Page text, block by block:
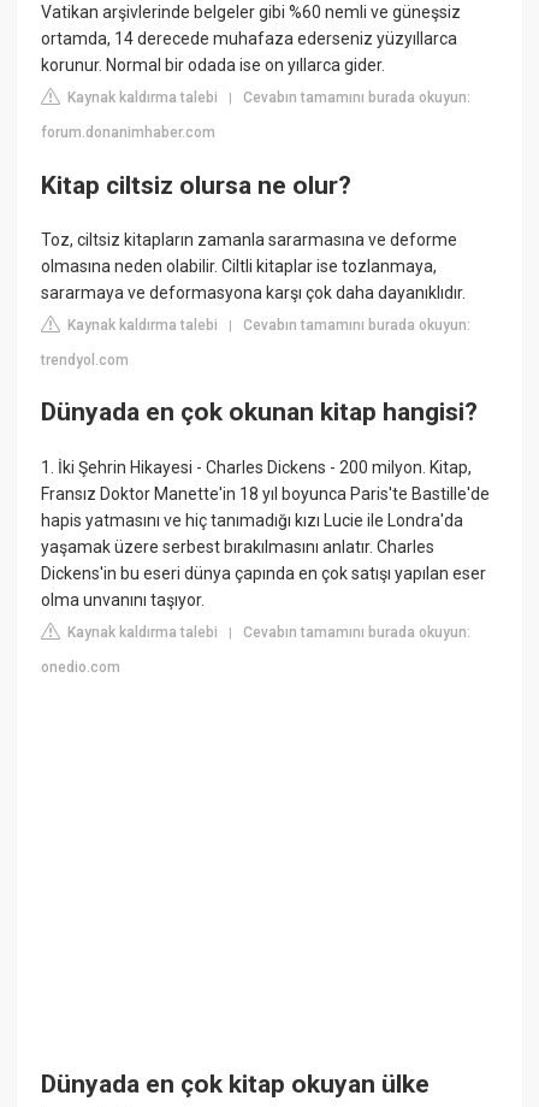
Vatikan arşivlerinde belgeler gibi %60 nemli ve güneşsiz
ortamda, 14 derecede muhafaza ederseniz yüzyıllarca
korunur. Normal bir odada ise on yıllarca gider.
Kaynak kaldırma talebi |Cevabın tamamını burada okuyun:
forum.donanimhaber.com
Kitap ciltsiz olursa ne olur?
Toz, ciltsiz kitapların zamanla sararmasına ve deforme
olmasına neden olabilir. Ciltli kitaplar ise tozlanmaya,
sararmaya ve deformasyona karşı çok daha dayanıklıdır.
Kaynak kaldırma talebi |Cevabın tamamını burada okuyun:
trendyol.com
Dünyada en çok okunan kitap hangisi?
1. İki Şehrin Hikayesi - Charles Dickens - 200 milyon. Kitap,
Fransız Doktor Manette'in 18 yıl boyunca Paris'te Bastille'de
hapis yatmasını ve hiç tanımadığı kızı Lucie ile Londra'da
yaşamak üzere serbest bırakılmasını anlatır. Charles
Dickens'in bu eseri dünya çapında en çok satışı yapılan eser
olma unvanını taşıyor.
Kaynak kaldırma talebi |Cevabın tamamını burada okuyun:
onedio.com
Dünyada en çok kitap okuyan ülke